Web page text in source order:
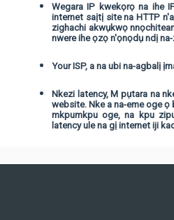
Wegara IP kwekọrọ na ihe
internet saịtị site na HTTP
zighachi akwụkwọ
nwere ihe ọzọ n'ọnọdụ ndị
Your ISP, a na ubi na-agbalị
Nkezi latency, M pụtara na
website. Nke a na-eme oge ọ
mkpumkpu oge, na kpu
latency ule na gị internet iji